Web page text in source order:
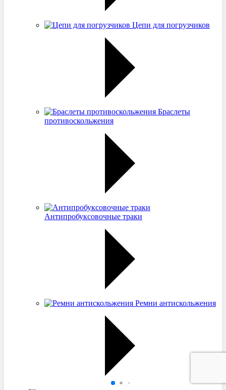
Цепи для погрузчиков
Браслеты
противоскольжения
Антипробуксовочные траки
Ремни антискольжения